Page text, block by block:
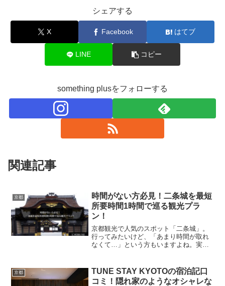
シェアする
X Facebook はてブ
LINE コピー
something plusをフォローする
関連記事
京都
時間がない方必見！二条城を最短
所要時間1時間で巡る観光プラ
ン！
京都観光で人気のスポット「二条城」。
行ってみたいけど、「あまり時間が取れ
なくて…」という方もいますよね。実は
庭園をサクッと巡れるルートを知ってお
けば、忙しい旅のスキ...
京都
TUNE STAY KYOTOの宿泊記口
コミ！隠れ家のようなオシャレな